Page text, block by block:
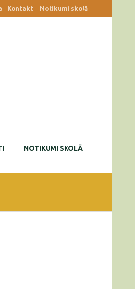
Kontakti Notikumi skolā
NOTIKUMI SKOLĀ